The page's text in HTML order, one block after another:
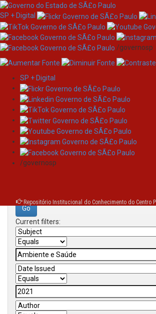
Skip
navigation
SP + Digital
/governosp
SP + Digital
/governosp
Repositório Institucional do Conhecimento do Centro
Search
Search:
Current filters: